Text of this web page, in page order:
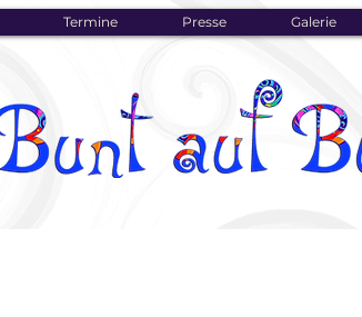
Termine Presse Galerie